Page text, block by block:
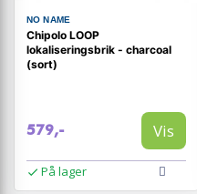
NO NAME
Chipolo LOOP
lokaliseringsbrik - charcoal
(sort)
579,- Vis
På lager